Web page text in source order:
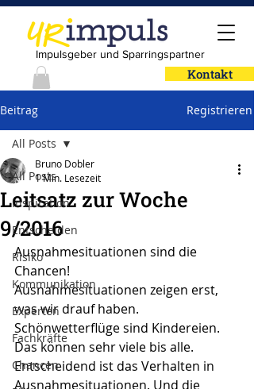
Impulsgeber und Sparringspartner
Kontakt
Beitrag Registrieren
All Posts
Inspiration
Entscheiden
Risiko
Kommunikation
Experten
Fachkräfte
Chancen
All Posts
Leitsatz zur Woche
9/2016
Bruno Dobler
1 Min. Lesezeit
Ausnahmesituationen sind die
Chancen!
Ausnahmesituationen zeigen erst,
was wir drauf haben.
Schönwetterflüge sind Kindereien.
Das können sehr viele bis alle.
Entscheidend ist das Verhalten in
Ausnahmesituationen. Und die